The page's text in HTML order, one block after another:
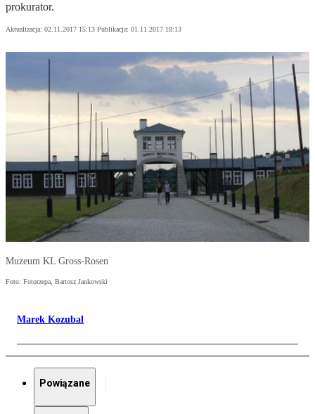
prokurator.
Aktualizacja: 02.11.2017 15:13 Publikacja: 01.11.2017 18:13
Muzeum KL Gross-Rosen
Foto: Fotorzepa, Bartosz Jankowski
Marek Kozubal
Powiązane